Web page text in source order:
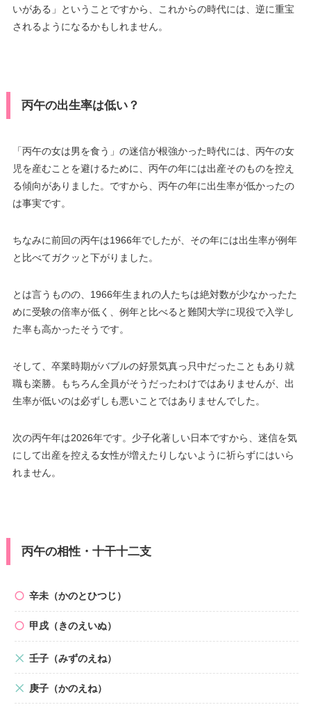
いがある」ということですから、これからの時代には、逆に重宝
されるようになるかもしれません。
丙午の出生率は低い？
「丙午の女は男を食う」の迷信が根強かった時代には、丙午の女
児を産むことを避けるために、丙午の年には出産そのものを控え
る傾向がありました。ですから、丙午の年に出生率が低かったの
は事実です。
ちなみに前回の丙午は1966年でしたが、その年には出生率が例年
と比べてガクッと下がりました。
とは言うものの、1966年生まれの人たちは絶対数が少なかったた
めに受験の倍率が低く、例年と比べると難関大学に現役で入学し
た率も高かったそうです。
そして、卒業時期がバブルの好景気真っ只中だったこともあり就
職も楽勝。もちろん全員がそうだったわけではありませんが、出
生率が低いのは必ずしも悪いことではありませんでした。
次の丙午年は2026年です。少子化著しい日本ですから、迷信を気
にして出産を控える女性が増えたりしないように祈らずにはいら
れません。
丙午の相性・十干十二支
辛未（かのとひつじ）
甲戌（きのえいぬ）
壬子（みずのえね）
庚子（かのえね）